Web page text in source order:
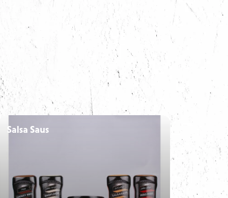
Salsa Saus